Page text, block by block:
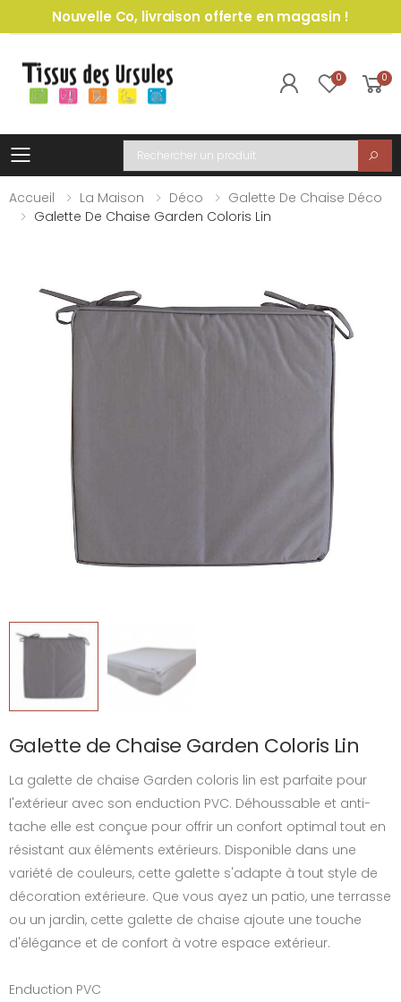
Nouvelle Co, livraison offerte en magasin !
0 0
Toggle mobile menu
Recherche
Accueil
La Maison Déco
Galette De Chaise Déco
Galette De Chaise Garden Coloris Lin
Galette de Chaise Garden Coloris Lin
La galette de chaise Garden coloris lin est parfaite pour
l'extérieur avec son enduction PVC. Déhoussable et anti-
tache elle est conçue pour offrir un confort optimal tout en
résistant aux éléments extérieurs. Disponible dans une
variété de couleurs, cette galette s'adapte à tout style de
décoration extérieure. Que vous ayez un patio, une terrasse
ou un jardin, cette galette de chaise ajoute une touche
d'élégance et de confort à votre espace extérieur.
Enduction PVC